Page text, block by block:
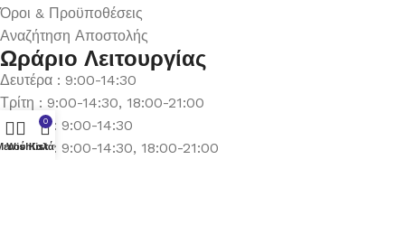
Όροι & Προϋποθέσεις
Αναζήτηση Αποστολής
Ωράριο Λειτουργίας
Δευτέρα : 9:00-14:30
Τρίτη : 9:00-14:30, 18:00-21:00
Τετάρτη : 9:00-14:30
Πέμπτη : 9:00-14:30, 18:00-21:00
Wishlist
0
Καλάθι